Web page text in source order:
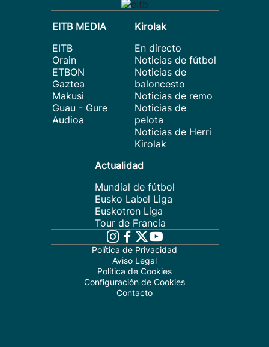
EITB MEDIA
EITB
Orain
ETBON
Gaztea
Makusi
Guau - Gure
Audioa
Kirolak
En directo
Noticias de fútbol
Noticias de
baloncesto
Noticias de remo
Noticias de
pelota
Noticias de Herri
Kirolak
Actualidad
Mundial de fútbol
Eusko Label Liga
Euskotren Liga
Tour de Francia
Política de Privacidad
Aviso Legal
Política de Cookies
Configuración de Cookies
Contacto